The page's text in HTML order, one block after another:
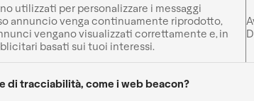
utilizzati per personalizzare i messaggi
annuncio venga continuamente riprodotto,
vengano visualizzati correttamente e, in
basati sui tuoi interessi.
di tracciabilità, come i web beacon?